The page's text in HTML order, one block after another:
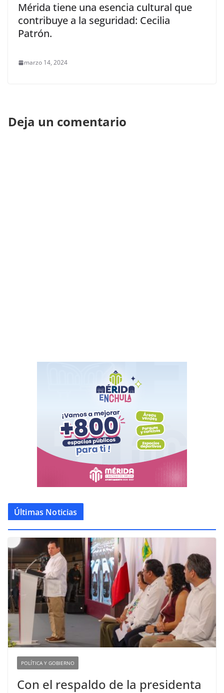
Mérida tiene una esencia cultural que
contribuye a la seguridad: Cecilia
Patrón.
marzo 14, 2024
Deja un comentario
Últimas Noticias
POLÍTICA Y GOBIERNO
Con el respaldo de la presidenta